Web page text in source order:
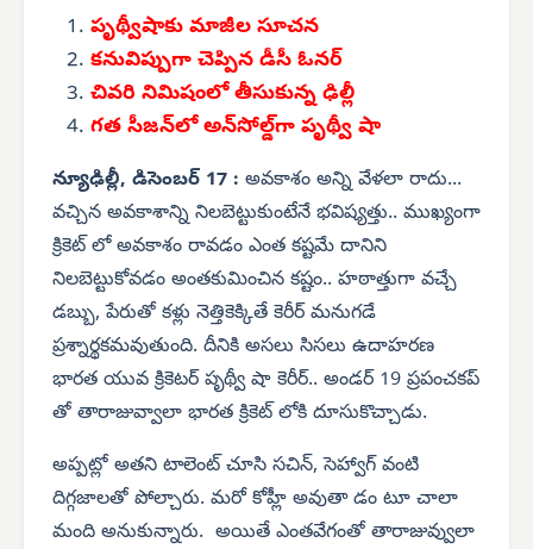
పృథ్వీషాకు మాజీల సూచన
కనువిప్పుగా చెప్పిన డీసీ ఓనర్
చివరి నిమిషంలో తీసుకున్న ఢిల్లీ
గత సీజన్‌లో అన్‌సోల్డ్‌గా పృథ్వీ షా
న్యూఢిల్లీ, డిసెంబర్ 17 : అవకాశం అన్ని వేళలా రాదు...
వచ్చిన అవకాశాన్ని నిలబెట్టుకుంటేనే భవిష్యత్తు.. ముఖ్యంగా
క్రికెట్ లో అవకాశం రావడం ఎంత కష్టమే దానిని
నిలబెట్టుకోవడం అంతకుమించిన కష్టం.. హఠాత్తుగా వచ్చే
డబ్బు, పేరుతో కళ్లు నెత్తికెక్కితే కెరీర్ మనుగడే
ప్రశ్నార్థకమవుతుంది. దీనికి అసలు సిసలు ఉదాహరణ
భారత యువ క్రికెటర్ పృథ్వీ షా కెరీర్.. అండర్ 19 ప్రపంచకప్
తో తారాజువ్వాలా భారత క్రికెట్ లోకి దూసుకొచ్చాడు.
అప్పట్లో అతని టాలెంట్ చూసి సచిన్, సెహ్వాగ్ వంటి
దిగ్గజాలతో పోల్చారు. మరో కోహ్లీ అవుతా డం టూ చాలా
మంది అనుకున్నారు. అయితే ఎంతవేగంతో తారాజువ్వులా